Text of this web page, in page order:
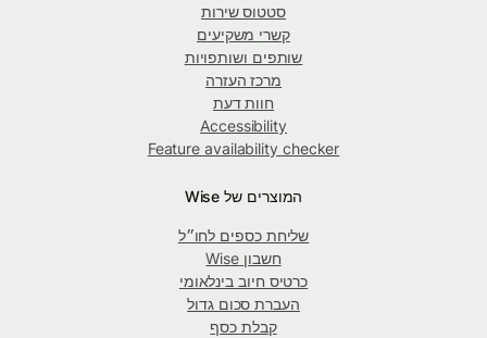
סטטוס שירות
קשרי משקיעים
שותפים ושותפויות
מרכז העזרה
חוות דעת
Accessibility
Feature availability checker
המוצרים של Wise
שליחת כספים לחו״ל
חשבון Wise
כרטיס חיוב בינלאומי
העברת סכום גדול
קבלת כסף